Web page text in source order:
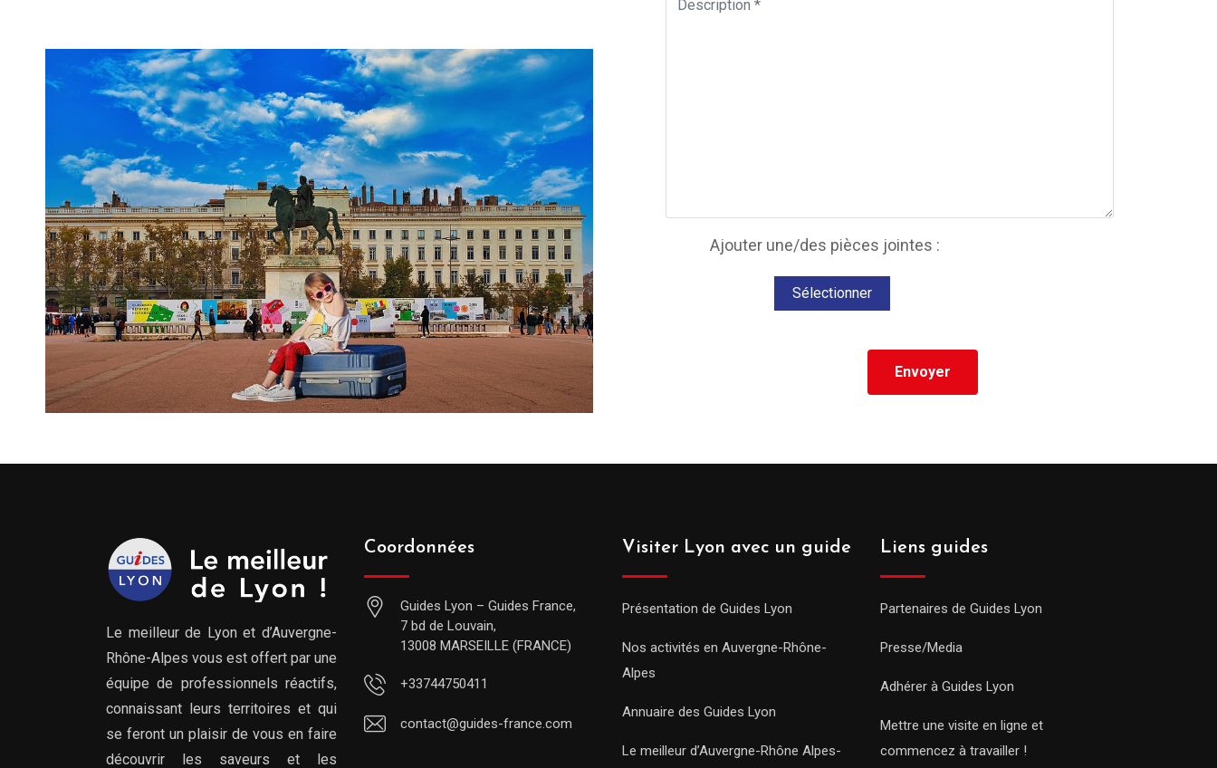
Ajouter une/des pièces jointes :
Le meilleur de Lyon et d’Auvergne-
Rhône-Alpes vous est offert par une
équipe de professionnels réactifs,
connaissant leurs territoires et qui
se feront un plaisir de vous en faire
découvrir les saveurs et les
Coordonnées
Guides Lyon – Guides France,
7 bd de Louvain,
13008 MARSEILLE (FRANCE)
+33744750411
contact@guides-france.com
Visiter Lyon avec un guide
Présentation de Guides Lyon
Nos activités en Auvergne-Rhône-
Alpes
Annuaire des Guides Lyon
Le meilleur d’Auvergne-Rhône Alpes-
Liens guides
Partenaires de Guides Lyon
Presse/Media
Adhérer à Guides Lyon
Mettre une visite en ligne et
commencez à travailler !